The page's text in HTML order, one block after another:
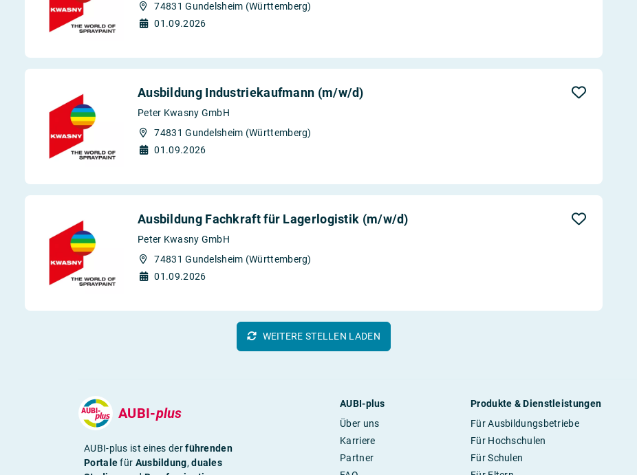
74831 Gundelsheim (Württemberg)
01.09.2026
Ausbildung Industriekaufmann (m/w/d)
Peter Kwasny GmbH
74831 Gundelsheim (Württemberg)
01.09.2026
Ausbildung Fachkraft für Lagerlogistik (m/w/d)
Peter Kwasny GmbH
74831 Gundelsheim (Württemberg)
01.09.2026
WEITERE STELLEN LADEN
AUBI-plus
AUBI-plus ist eines derführenden
Portalefür Ausbildung,duales
AUBI-plus
Über uns
Karriere
Partner
Produkte & Dienstleistungen
Für Ausbildungsbetriebe
Für Hochschulen
Für Schulen